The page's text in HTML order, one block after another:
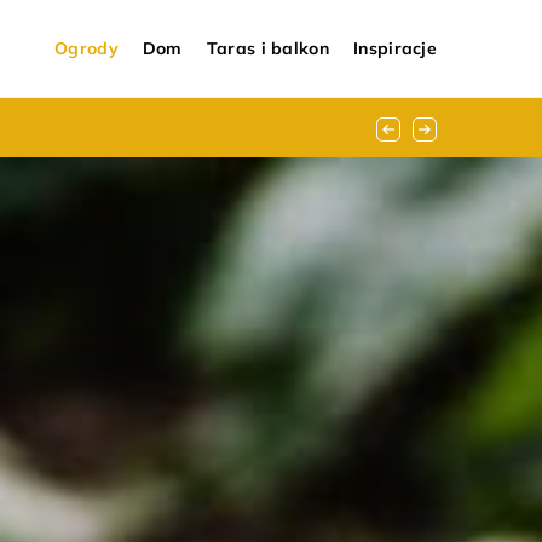
Ogrody Dom Taras i balkon Inspiracje